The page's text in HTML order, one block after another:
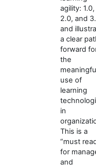
agility: 1.0,
2.0, and
and
a clear
forward
the
use of
learning
in
This is a
“must
for
and